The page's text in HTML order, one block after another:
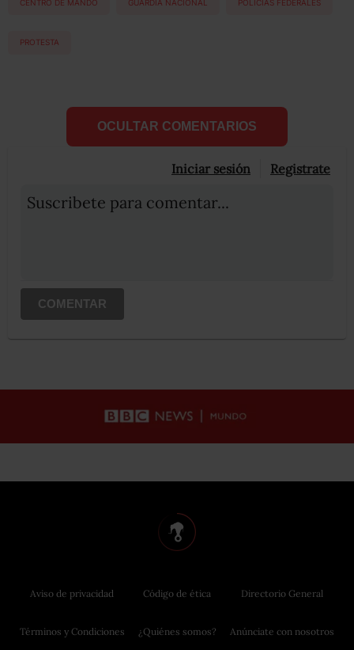
CENTRO DE MANDO GUARDIA NACIONAL POLICIAS FEDERALES
PROTESTA
OCULTAR COMENTARIOS
Iniciar sesión Registrate
Suscribete para comentar...
COMENTAR
Aviso de privacidad
Términos y Condiciones
Código de ética
¿Quiénes somos?
Directorio General
Anúnciate con nosotros